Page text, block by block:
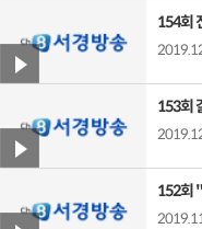
154회
153회
152회